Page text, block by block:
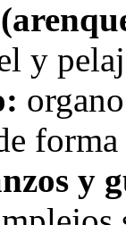
y
y